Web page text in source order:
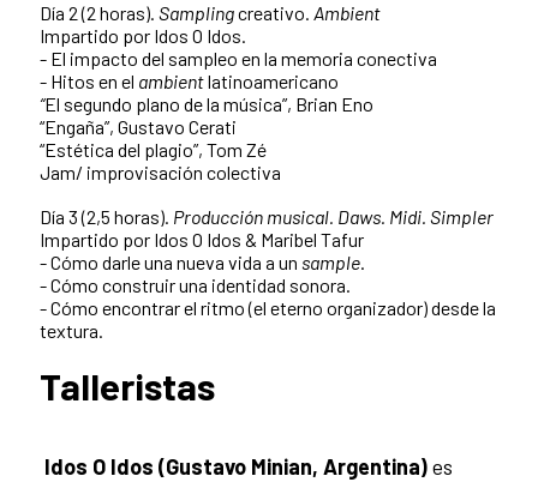
Día 2 (2 horas). Samplingcreativo. Ambient
Impartido por Idos O Idos.
- El impacto del sampleo en la memoria conectiva
- Hitos en el ambientlatinoamericano
“El segundo plano de la música”, Brian Eno
“Engaña”, Gustavo Cerati
“Estética del plagio”, Tom Zé
Jam/ improvisación colectiva
Día 3 (2,5 horas). Producción musical. Daws. Midi. Simpler
Impartido por Idos O Idos & Maribel Tafur
- Cómo darle una nueva vida a un sample.
- Cómo construir una identidad sonora.
- Cómo encontrar el ritmo (el eterno organizador) desde la
textura.
Talleristas
Idos O Idos (Gustavo Minian, Argentina)es